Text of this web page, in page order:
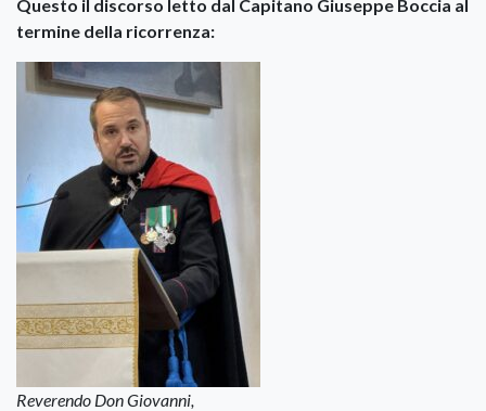
Questo il discorso letto dal Capitano Giuseppe Boccia al
termine della ricorrenza:
Reverendo Don Giovanni,